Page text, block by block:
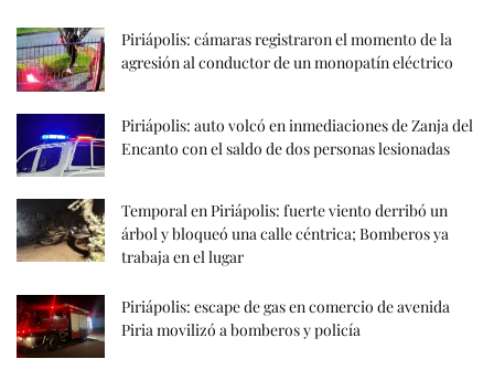
Piriápolis: cámaras registraron el momento de la
agresión al conductor de un monopatín eléctrico
Piriápolis: auto volcó en inmediaciones de Zanja del
Encanto con el saldo de dos personas lesionadas
Temporal en Piriápolis: fuerte viento derribó un
árbol y bloqueó una calle céntrica; Bomberos ya
trabaja en el lugar
Piriápolis: escape de gas en comercio de avenida
Piria movilizó a bomberos y policía